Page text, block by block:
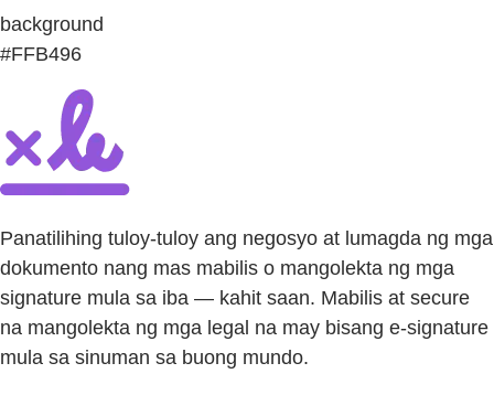
background
#FFB496
Panatilihing tuloy-tuloy ang negosyo at lumagda ng mga
dokumento nang mas mabilis o mangolekta ng mga
signature mula sa iba — kahit saan. Mabilis at secure
na mangolekta ng mga legal na may bisang e-signature
mula sa sinuman sa buong mundo.